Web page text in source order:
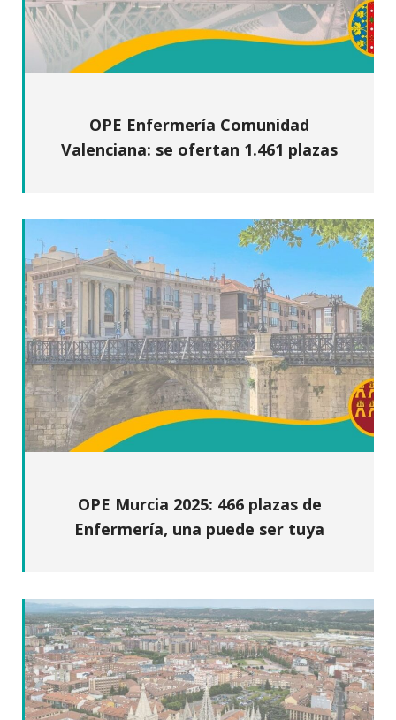
OPE Enfermería Comunidad
Valenciana: se ofertan 1.461 plazas
OPE Murcia 2025: 466 plazas de
Enfermería, una puede ser tuya